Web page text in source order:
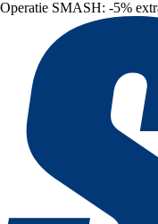
Operatie SMASH: -5%